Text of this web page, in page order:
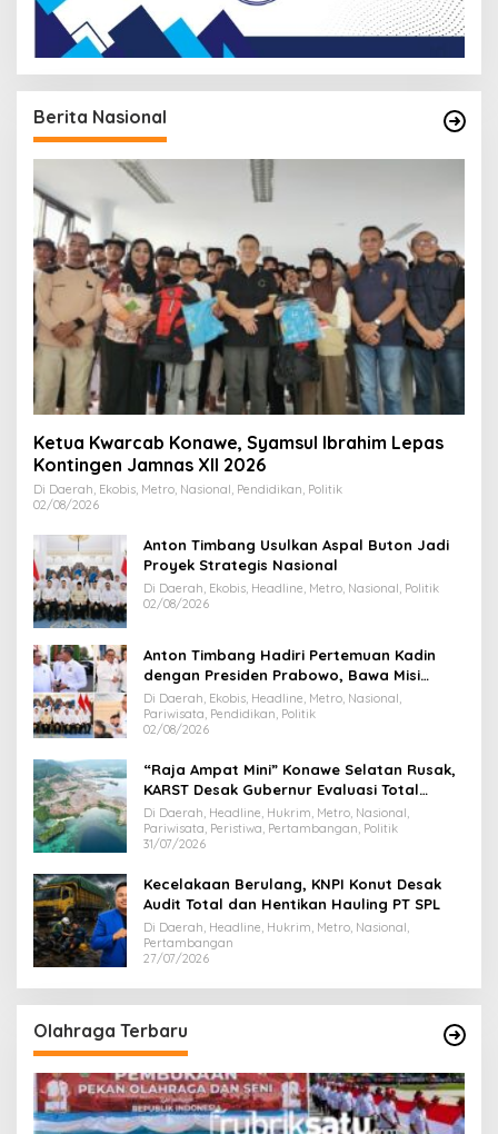
Berita Nasional
Ketua Kwarcab Konawe, Syamsul Ibrahim Lepas
Kontingen Jamnas XII 2026
Di Daerah, Ekobis, Metro, Nasional, Pendidikan, Politik
02/08/2026
Anton Timbang Usulkan Aspal Buton Jadi
Proyek Strategis Nasional
Di Daerah, Ekobis, Headline, Metro, Nasional, Politik
02/08/2026
Anton Timbang Hadiri Pertemuan Kadin
dengan Presiden Prabowo, Bawa Misi
Majukan Ekonomi Sultra
Di Daerah, Ekobis, Headline, Metro, Nasional,
Pariwisata, Pendidikan, Politik
02/08/2026
“Raja Ampat Mini” Konawe Selatan Rusak,
KARST Desak Gubernur Evaluasi Total
Dispar Sultra
Di Daerah, Headline, Hukrim, Metro, Nasional,
Pariwisata, Peristiwa, Pertambangan, Politik
31/07/2026
Kecelakaan Berulang, KNPI Konut Desak
Audit Total dan Hentikan Hauling PT SPL
Di Daerah, Headline, Hukrim, Metro, Nasional,
Pertambangan
27/07/2026
Olahraga Terbaru